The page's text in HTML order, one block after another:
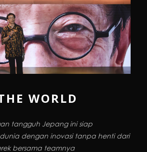
WORLD
tangguh Jepang ini siap
dengan inovasi tanpa henti dari
bersama teamnya